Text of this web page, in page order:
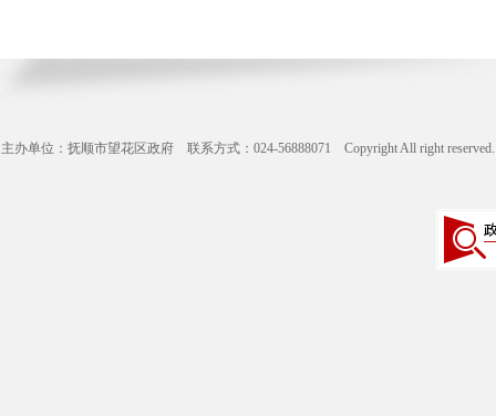
主办单位：抚顺市望花区政府 联系方式：024-56888071 Copyright All right